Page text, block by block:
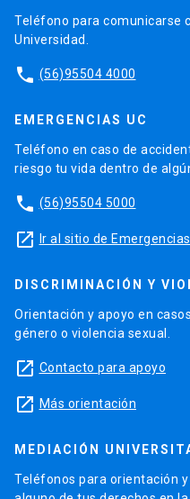
Teléfono para comunicarse
Universidad.
phone (56)95504 4000
EMERGENCIAS UC
Teléfono en caso de
riesgo tu vida dentro de
phone (56)95504 5000
launch Ir al sitio de Emergencias
DISCRIMINACIÓN Y
Orientación y apoyo en
género o violencia sexual.
launch Contacto para apoyo
launch Más orientación
MEDIACIÓN
Teléfonos para orientación